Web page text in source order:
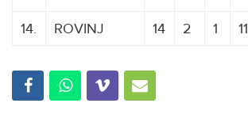
14.
ROVINJ 14 2 1 11